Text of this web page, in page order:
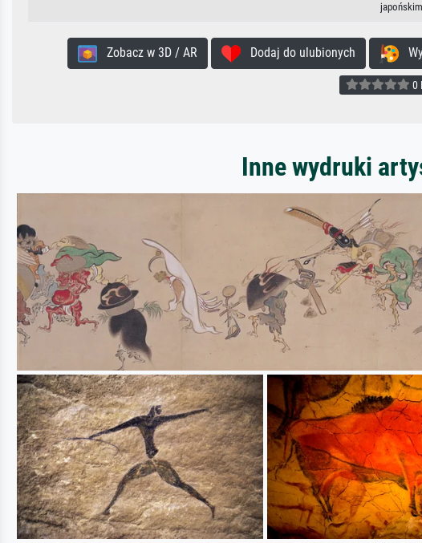
Zobacz w 3D / AR Dodaj do ulubionych
0
Inne wydruki